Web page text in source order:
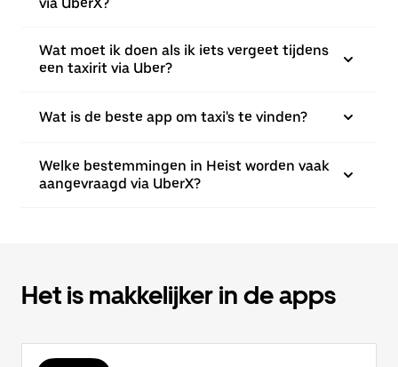
Wat moet ik doen als ik iets vergeet tijdens
een taxirit via Uber?
Wat is de beste app om taxi's te vinden?
Welke bestemmingen in Heist worden vaak
aangevraagd via UberX?
Het is makkelijker in de apps